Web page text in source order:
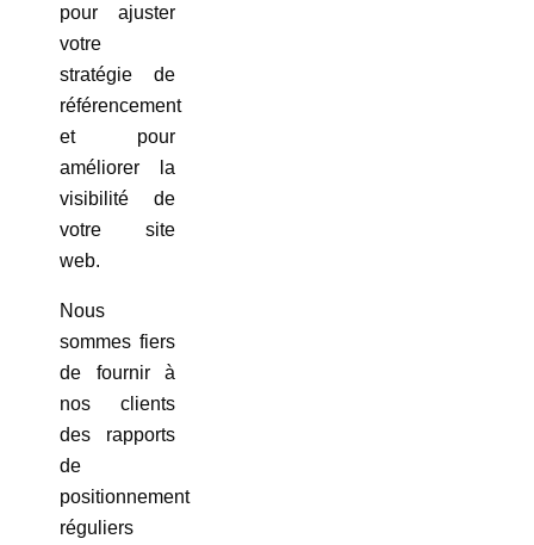
pour ajuster
votre
stratégie de
référencement
et pour
améliorer la
visibilité de
votre site
web.
Nous
sommes fiers
de fournir à
nos clients
des rapports
de
positionnement
réguliers